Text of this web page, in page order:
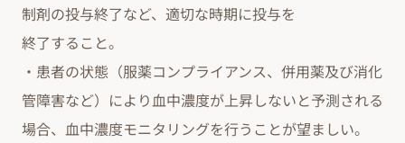
制剤の投与終了など、適切な時期に投与を
終了すること。
・患者の状態（服薬コンプライアンス、併用薬及び消化
管障害など）により血中濃度が上昇しないと予測される
場合、血中濃度モニタリングを行うことが望ましい。